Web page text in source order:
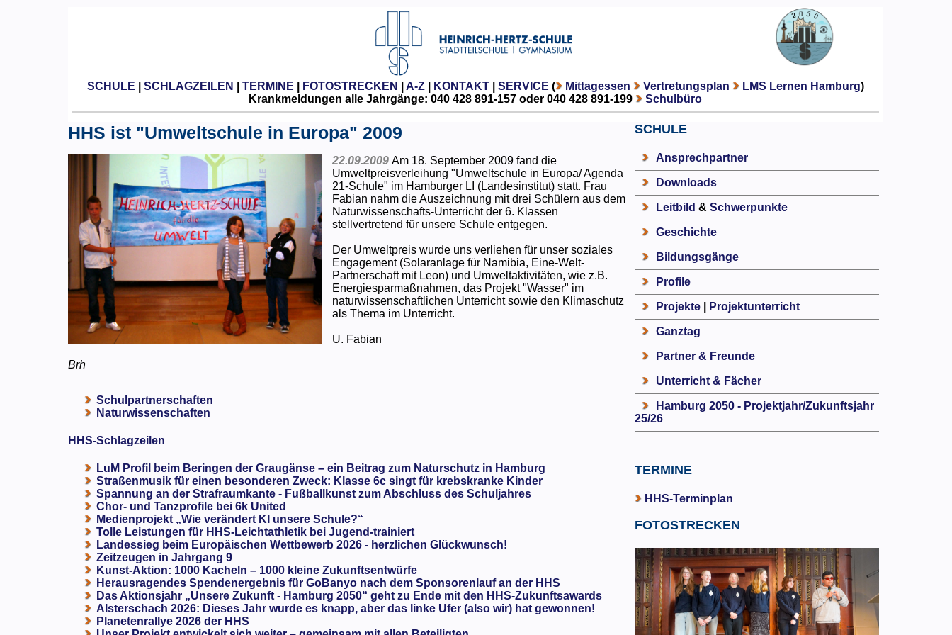
SCHULE SCHLAGZEILEN TERMINE FOTOSTRECKEN A-Z| KONTAKT| SERVICE ( Mittagessen Vertretungsplan LMS Lernen Hamburg)
Krankmeldungen alle Jahrgänge: 040 428 891-157 oder 040 428 891-199
Schulbüro
HHS ist "Umweltschule in Europa" 2009
22.09.2009 Am 18. September 2009 fand die
Umweltpreisverleihung "Umweltschule in Europa/ Agenda
21-Schule" im Hamburger LI (Landesinstitut) statt. Frau
Fabian nahm die Auszeichnung mit drei Schülern aus dem
Naturwissenschafts-Unterricht der 6. Klassen
stellvertretend für unsere Schule entgegen.
Der Umweltpreis wurde uns verliehen für unser soziales
Engagement (Solaranlage für Namibia, Eine-Welt-
Partnerschaft mit Leon) und Umweltaktivitäten, wie z.B.
Energiesparmaßnahmen, das Projekt "Wasser" im
naturwissenschaftlichen Unterricht sowie den Klimaschutz
als Thema im Unterricht.
U. Fabian
Brh
Schulpartnerschaften
Naturwissenschaften
HHS-Schlagzeilen
LuM Profil beim Beringen der Graugänse – ein Beitrag zum Naturschutz in Hamburg
Straßenmusik für einen besonderen Zweck: Klasse 6c singt für krebskranke Kinder
Spannung an der Strafraumkante - Fußballkunst zum Abschluss des Schuljahres
Chor- und Tanzprofile bei 6k United
Medienprojekt „Wie verändert KI unsere Schule?“
Tolle Leistungen für HHS-Leichtathletik bei Jugend-trainiert
Landessieg beim Europäischen Wettbewerb 2026 - herzlichen Glückwunsch!
Zeitzeugen in Jahrgang 9
Kunst-Aktion: 1000 Kacheln – 1000 kleine Zukunftsentwürfe
Herausragendes Spendenergebnis für GoBanyo nach dem Sponsorenlauf an der HHS
Das Aktionsjahr „Unsere Zukunft - Hamburg 2050“ geht zu Ende mit den HHS-Zukunftsawards
Alsterschach 2026: Dieses Jahr wurde es knapp, aber das linke Ufer (also wir) hat gewonnen!
Planetenrallye 2026 der HHS
SCHULE
Ansprechpartner
Downloads
Leitbild & Schwerpunkte
Geschichte
Bildungsgänge
Profile
Projekte| Projektunterricht
Ganztag
Partner & Freunde
Unterricht & Fächer
Hamburg 2050 - Projektjahr/Zukunftsjahr
25/26
TERMINE
HHS-Terminplan
FOTOSTRECKEN